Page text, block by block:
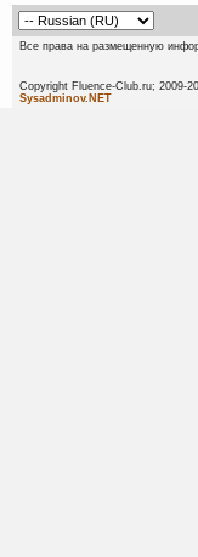
Все права на размещенную
Copyright
Sysadminov.NET